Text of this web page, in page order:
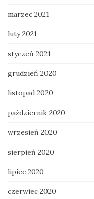
marzec 2021
luty 2021
styczeń 2021
grudzień 2020
listopad 2020
październik 2020
wrzesień 2020
sierpień 2020
lipiec 2020
czerwiec 2020